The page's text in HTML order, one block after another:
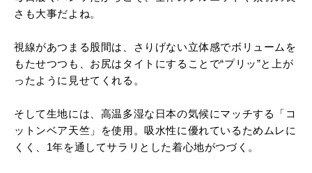
さも大事だよね。
視線があつまる股間は、さりげない立体感でボリュームを
もたせつつも、お尻はタイトにすることで“プリッ”と上が
ったように見せてくれる。
そして生地には、高温多湿な日本の気候にマッチする「コ
ットンベア天竺」を使用。吸水性に優れているためムレに
くく、1年を通してサラリとした着心地がつづく。